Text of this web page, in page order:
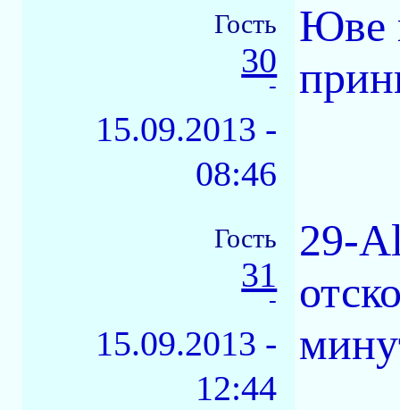
Гость
30
-
15.09.2013 -
08:46
Юве
Гость
31
-
15.09.2013 -
12:44
29-